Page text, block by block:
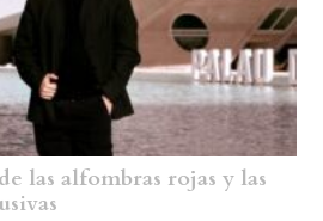
las alfombras rojas y las